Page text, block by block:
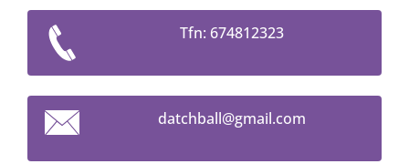
Tfn: 674812323
datchball@gmail.com